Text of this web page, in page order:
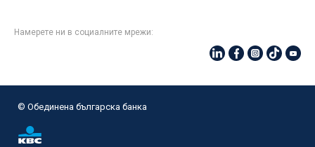
Намерете ни в социалните мрежи:
© Oбединена българска банка